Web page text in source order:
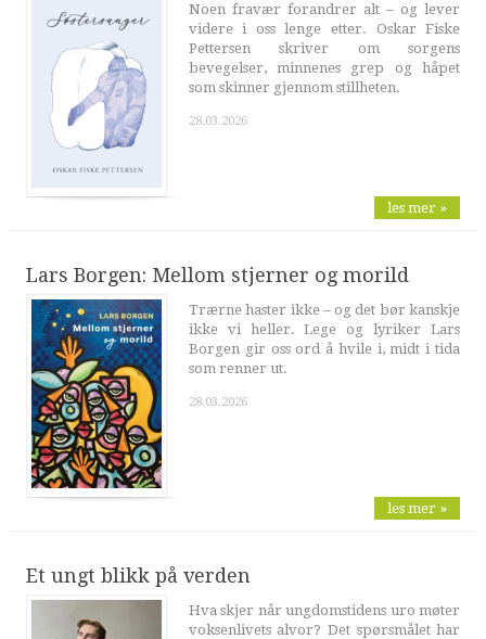
Noen fravær forandrer alt – og lever
videre i oss lenge etter. Oskar Fiske
Pettersen skriver om sorgens
bevegelser, minnenes grep og håpet
som skinner gjennom stillheten.
28.03.2026
les mer »
Lars Borgen: Mellom stjerner og morild
Trærne haster ikke – og det bør kanskje
ikke vi heller. Lege og lyriker Lars
Borgen gir oss ord å hvile i, midt i tida
som renner ut.
28.03.2026
les mer »
Et ungt blikk på verden
Hva skjer når ungdomstidens uro møter
voksenlivets alvor? Det spørsmålet har